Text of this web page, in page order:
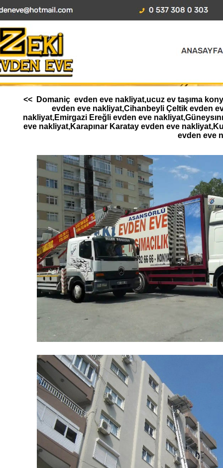
<< Domaniç evden eve nakliyat,ucuz ev taşıma
evden eve nakliyat,Cihanbeyli Çeltik evden
nakliyat,Emirgazi Ereğli evden eve
eve nakliyat,Karapınar Karatay evden eve
evden eve